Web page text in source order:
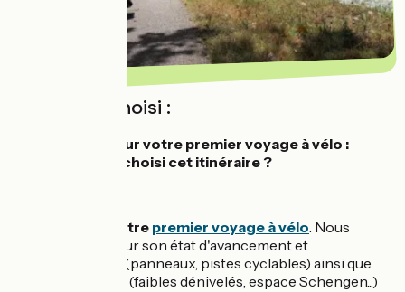
L'itinéraire choisi :
L'EuroVelo 6 pour votre premier voyage à vélo :
pourquoi avoir choisi cet itinéraire ?
notre premier voyage à vélo. Nous
l'avons choisi pour son état d'avancement et
d'aménagement (panneaux, pistes cyclables) ainsi que
son accessibilité (faibles dénivelés, espace Schengen...)